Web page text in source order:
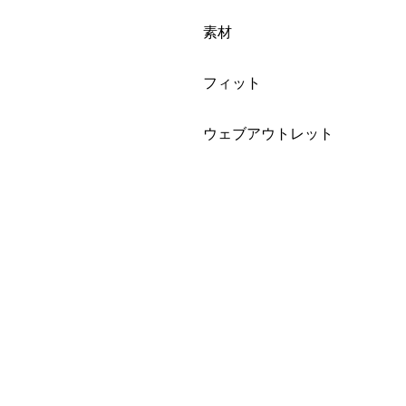
絞り込み
素材
絞り込み
フィット
絞り込み
ウェブアウトレット